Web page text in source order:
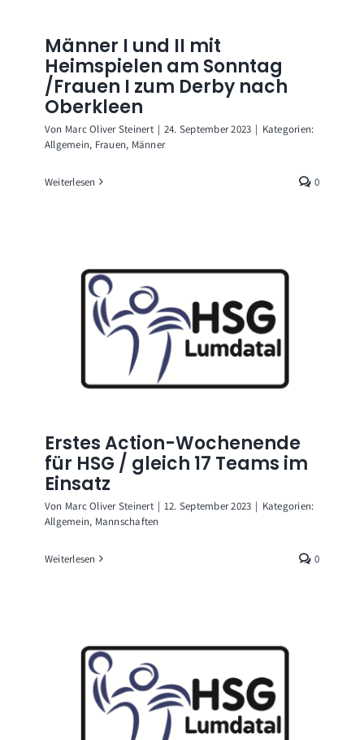
Männer I und II mit
Heimspielen am Sonntag
/Frauen I zum Derby nach
Oberkleen
Von Marc Oliver Steinert | 24. September 2023 | Kategorien:
Allgemein, Frauen, Männer
Weiterlesen 0
Erstes Action-Wochenende
für HSG / gleich 17 Teams im
Einsatz
Von Marc Oliver Steinert | 12. September 2023 | Kategorien:
Allgemein, Mannschaften
Weiterlesen 0